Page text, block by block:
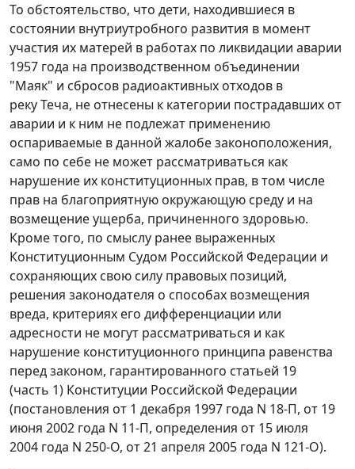
То обстоятельство, что дети, находившиеся в
состоянии внутриутробного развития в момент
участия их матерей в работах по ликвидации аварии
1957 года на производственном объединении
"Маяк" и сбросов радиоактивных отходов в
реку Теча, не отнесены к категории пострадавших от
аварии и к ним не подлежат применению
оспариваемые в данной жалобе законоположения,
само по себе не может рассматриваться как
нарушение их конституционных прав, в том числе
прав на благоприятную окружающую среду и на
возмещение ущерба, причиненного здоровью.
Кроме того, по смыслу ранее выраженных
Конституционным Судом Российской Федерации и
сохраняющих свою силу правовых позиций,
решения законодателя о способах возмещения
вреда, критериях его дифференциации или
адресности не могут рассматриваться и как
нарушение конституционного принципа равенства
перед законом, гарантированного статьей 19
(часть 1) Конституции Российской Федерации
(постановления от 1 декабря 1997 года N 18-П, от 19
июня 2002 года N 11-П, определения от 15 июля
2004 года N 250-О, от 21 апреля 2005 года N 121-О).